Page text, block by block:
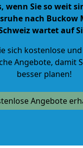
wenn Sie so weit
nach Buckow
wartet auf
sich kostenlose
Angebote, damit
besser planen!
Angebote